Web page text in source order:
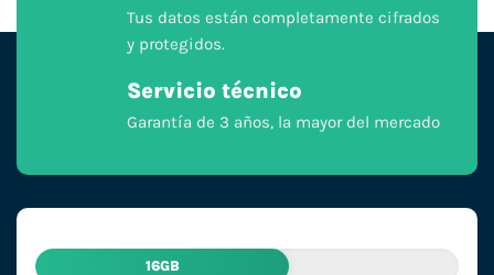
Tus datos están completamente cifrados
y protegidos.
Servicio técnico
Garantía de 3 años, la mayor del mercado
16GB